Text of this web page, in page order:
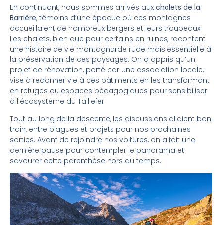
En continuant, nous sommes arrivés aux chalets de la
Barrière, témoins d’une époque où ces montagnes
accueillaient de nombreux bergers et leurs troupeaux.
Les chalets, bien que pour certains en ruines, racontent
une histoire de vie montagnarde rude mais essentielle à
la préservation de ces paysages. On a appris qu’un
projet de rénovation, porté par une association locale,
vise à redonner vie à ces bâtiments en les transformant
en refuges ou espaces pédagogiques pour sensibiliser
à l’écosystème du Taillefer.
Tout au long de la descente, les discussions allaient bon
train, entre blagues et projets pour nos prochaines
sorties. Avant de rejoindre nos voitures, on a fait une
dernière pause pour contempler le panorama et
savourer cette parenthèse hors du temps.